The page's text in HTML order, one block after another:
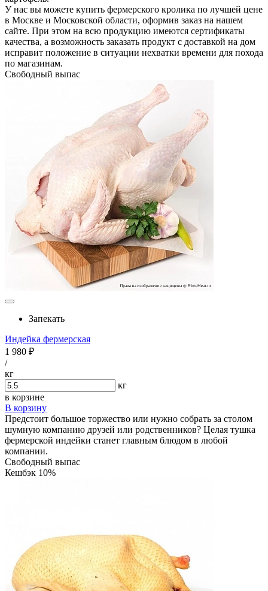
У нас вы можете купить фермерского кролика по лучшей цене
в Москве и Московской области, оформив заказ на нашем
сайте. При этом на всю продукцию имеются сертификаты
качества, а возможность заказать продукт с доставкой на дом
исправит положение в ситуации нехватки времени для похода
по магазинам.
Свободный выпас
Запекать
Индейка фермерская
1 980 ₽
/
кг
кг
в корзине
В корзину
Предстоит большое торжество или нужно собрать за столом
шумную компанию друзей или родственников? Целая тушка
фермерской индейки станет главным блюдом в любой
компании.
Свободный выпас
Кешбэк 10%